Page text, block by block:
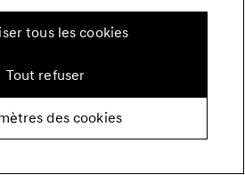
2026 Genesis Motor Europe
tous les cookies
Tout refuser
des cookies